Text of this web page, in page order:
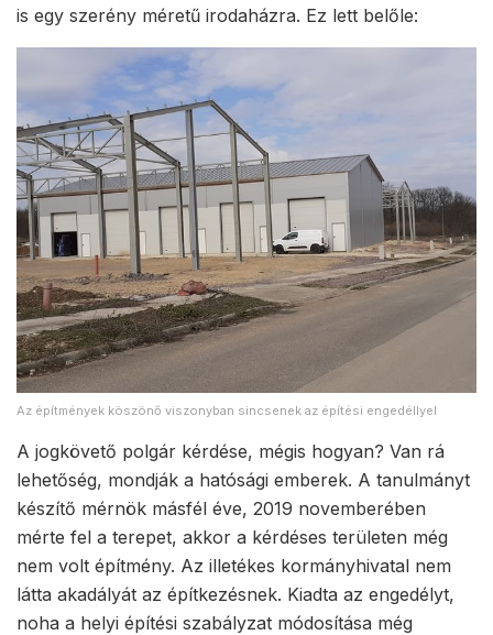
is egy szerény méretű irodaházra. Ez lett belőle:
Az építmények köszönő viszonyban sincsenek az építési engedéllyel
A jogkövető polgár kérdése, mégis hogyan? Van rá
lehetőség, mondják a hatósági emberek. A tanulmányt
készítő mérnök másfél éve, 2019 novemberében
mérte fel a terepet, akkor a kérdéses területen még
nem volt építmény. Az illetékes kormányhivatal nem
látta akadályát az építkezésnek. Kiadta az engedélyt,
noha a helyi építési szabályzat módosítása még